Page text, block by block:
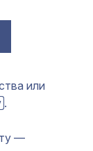
или
.
—